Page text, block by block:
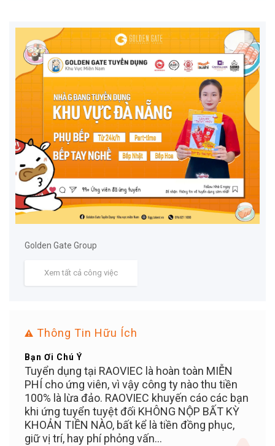
Golden Gate Group
Xem tất cả công việc
Thông Tin Hữu Ích
Bạn Ơi Chú Ý
Tuyển dụng tại RAOVIEC là hoàn toàn MIỄN
PHÍ cho ứng viên, vì vậy công ty nào thu tiền
100% là lừa đảo. RAOVIEC khuyến cáo các bạn
khi ứng tuyển tuyệt đối KHÔNG NỘP BẤT KỲ
KHOẢN TIỀN NÀO, bất kể là tiền đồng phục,
giữ vị trí, hay phí phỏng vấn...